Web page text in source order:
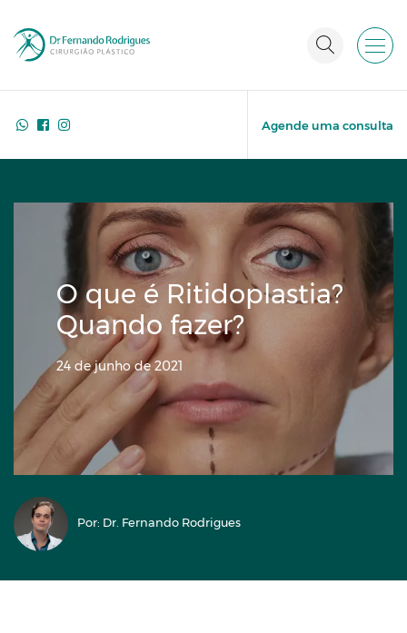
Agende uma consulta
O que é Ritidoplastia?
Quando fazer?
24 de junho de 2021
Por: Dr. Fernando Rodrigues